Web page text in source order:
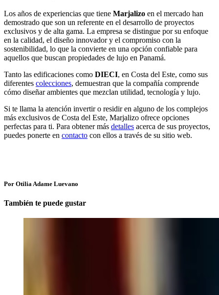
Los años de experiencias que tiene Marjalizo en el mercado han
demostrado que son un referente en el desarrollo de proyectos
exclusivos y de alta gama. La empresa se distingue por su enfoque
en la calidad, el diseño innovador y el compromiso con la
sostenibilidad, lo que la convierte en una opción confiable para
aquellos que buscan propiedades de lujo en Panamá.
Tanto las edificaciones como DIECI, en Costa del Este, como sus
diferentes colecciones, demuestran que la compañía comprende
cómo diseñar ambientes que mezclan utilidad, tecnología y lujo.
Si te llama la atención invertir o residir en alguno de los complejos
más exclusivos de Costa del Este, Marjalizo ofrece opciones
perfectas para ti. Para obtener más detalles acerca de sus proyectos,
puedes ponerte en contacto con ellos a través de su sitio web.
Por Otilia Adame Luevano
También te puede gustar